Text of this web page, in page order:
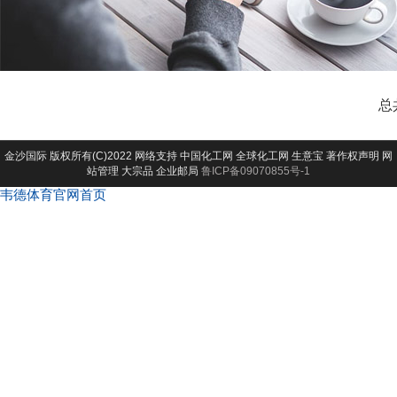
总
金沙国际 版权所有(C)2022 网络支持 中国化工网 全球化工网 生意宝 著作权声明 网
站管理 大宗品 企业邮局 鲁ICP备09070855号-1
韦德体育官网首页